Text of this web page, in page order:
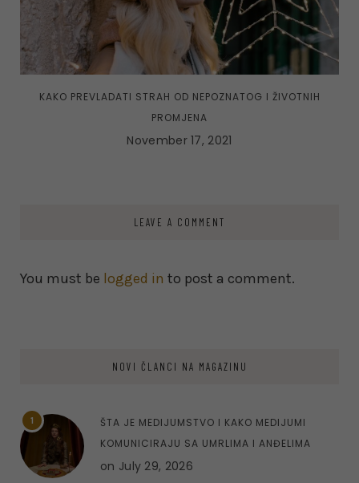
KAKO PREVLADATI STRAH OD NEPOZNATOG I ŽIVOTNIH
PROMJENA
November 17, 2021
LEAVE A COMMENT
You must be logged in to post a comment.
NOVI ČLANCI NA MAGAZINU
1
ŠTA JE MEDIJUMSTVO I KAKO MEDIJUMI
KOMUNICIRAJU SA UMRLIMA I ANĐELIMA
on July 29, 2026